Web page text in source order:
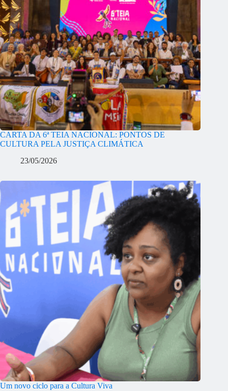
CARTA DA 6ª TEIA NACIONAL: PONTOS DE
CULTURA PELA JUSTIÇA CLIMÁTICA
23/05/2026
Um novo ciclo para a Cultura Viva